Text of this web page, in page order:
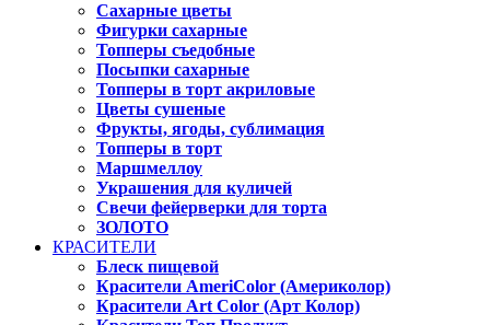
Сахарные цветы
Фигурки сахарные
Топперы съедобные
Посыпки сахарные
Топперы в торт акриловые
Цветы сушеные
Фрукты, ягоды, сублимация
Топперы в торт
Маршмеллоу
Украшения для куличей
Свечи фейерверки для торта
ЗОЛОТО
КРАСИТЕЛИ
Блеск пищевой
Красители AmeriColor (Америколор)
Красители Art Color (Арт Колор)